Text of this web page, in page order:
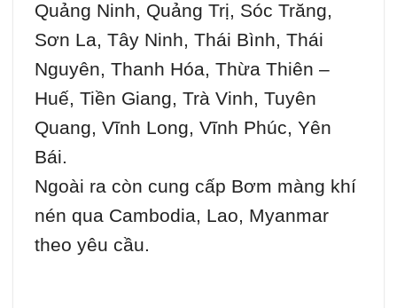
Quảng Ninh, Quảng Trị, Sóc Trăng,
Sơn La, Tây Ninh, Thái Bình, Thái
Nguyên, Thanh Hóa, Thừa Thiên –
Huế, Tiền Giang, Trà Vinh, Tuyên
Quang, Vĩnh Long, Vĩnh Phúc, Yên
Bái.
Ngoài ra còn cung cấp Bơm màng khí
nén qua Cambodia, Lao, Myanmar
theo yêu cầu.